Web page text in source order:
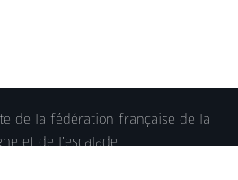
de la fédération française de la
et de l'escalade